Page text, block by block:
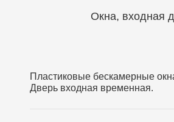
Окна, входная
Пластиковые бескамерные
Дверь входная временная.